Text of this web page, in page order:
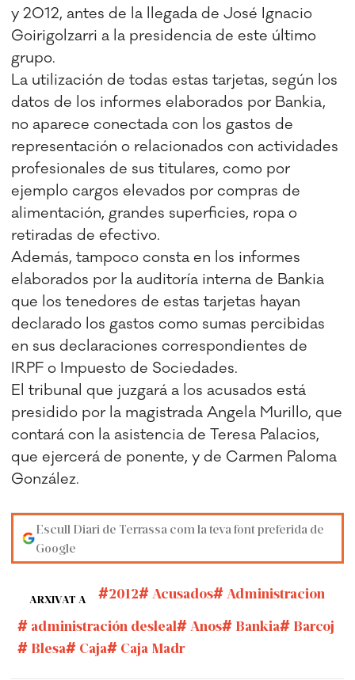
y 2012, antes de la llegada de José Ignacio
Goirigolzarri a la presidencia de este último
grupo.
La utilización de todas estas tarjetas, según los
datos de los informes elaborados por Bankia,
no aparece conectada con los gastos de
representación o relacionados con actividades
profesionales de sus titulares, como por
ejemplo cargos elevados por compras de
alimentación, grandes superficies, ropa o
retiradas de efectivo.
Además, tampoco consta en los informes
elaborados por la auditoría interna de Bankia
que los tenedores de estas tarjetas hayan
declarado los gastos como sumas percibidas
en sus declaraciones correspondientes de
IRPF o Impuesto de Sociedades.
El tribunal que juzgará a los acusados está
presidido por la magistrada Angela Murillo, que
contará con la asistencia de Teresa Palacios,
que ejercerá de ponente, y de Carmen Paloma
González.
Escull Diari de Terrassa com la teva font preferida de
Google
ARXIVAT A 2012 Acusados
Administracion
administración desleal
Anos Bankia
Barcoj
Blesa
Caja Caja Madr